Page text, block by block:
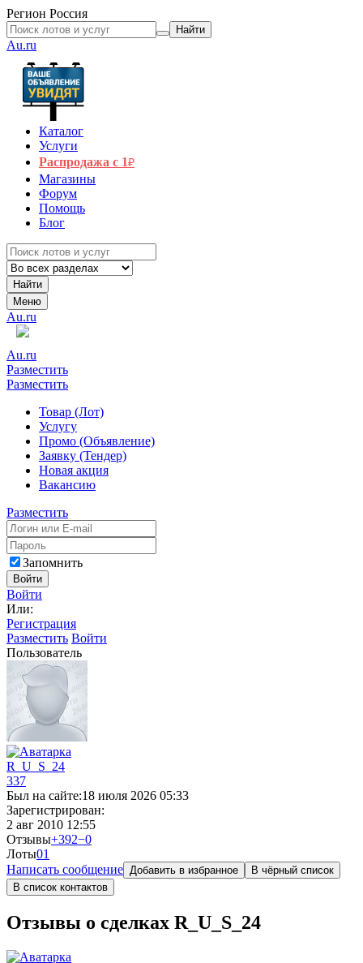
Регион Россия
Найти
Au.ru
Каталог
Услуги
Распродажа с 1₽
Магазины
Форум
Помощь
Блог
Найти
Меню
Au.ru
Au.ru
Разместить
Разместить
Товар (Лот)
Услугу
Промо (Объявление)
Заявку (Тендер)
Новая акция
Вакансию
Разместить
Запомнить
Войти
Войти
Или:
Регистрация
Разместить Войти
Пользователь
R_U_S_24
337
Был на сайте:18 июля 2026 05:33
Зарегистрирован:
2 авг 2010 12:55
Отзывы+392−0
Лоты01
Написать сообщение Добавить в избранное
В чёрный список
В список контактов
Отзывы о сделках R_U_S_24